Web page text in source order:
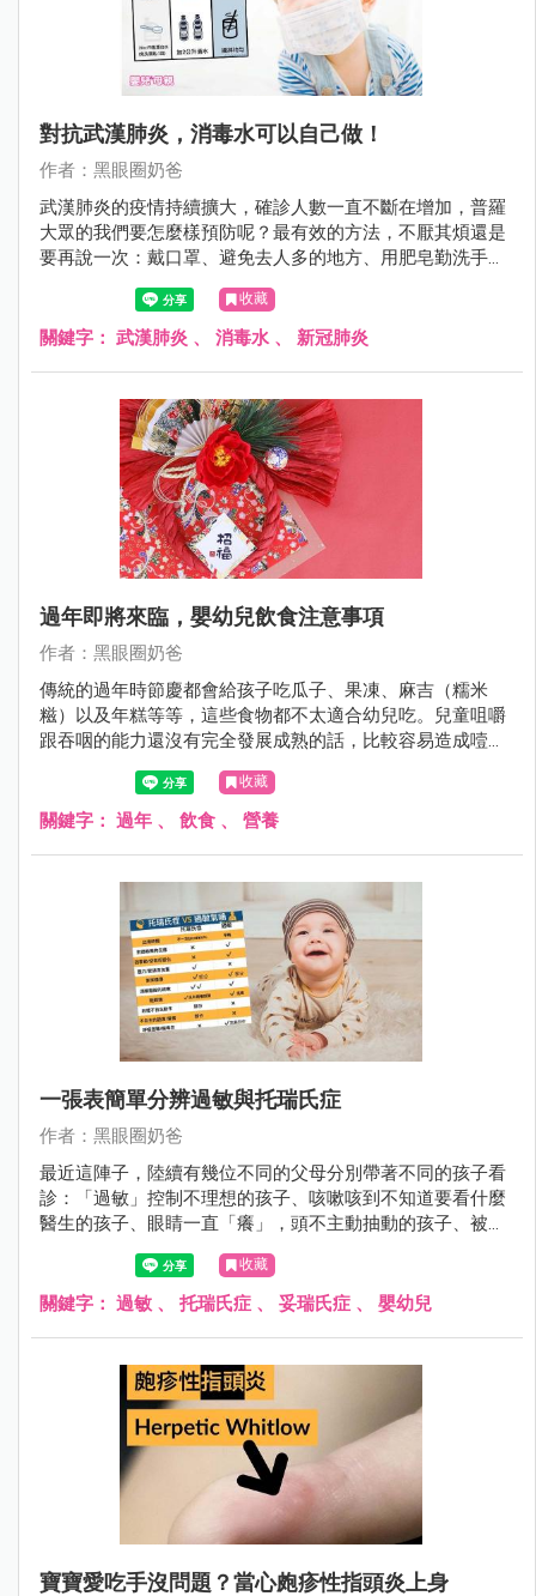
對抗武漢肺炎，消毒水可以自己做！
作者：黑眼圈奶爸
武漢肺炎的疫情持續擴大，確診人數一直不斷在增加，普羅
大眾的我們要怎麼樣預防呢？最有效的方法，不厭其煩還是
要再說一次：戴口罩、避免去人多的地方、用肥皂勤洗手，
另外，當需要消毒時怎麼辦呢？這次黑眼圈奶爸也來教大家
如何自製消毒水～
收藏
關鍵字： 武漢肺炎 、 消毒水 、 新冠肺炎
過年即將來臨，嬰幼兒飲食注意事項
作者：黑眼圈奶爸
傳統的過年時節慶都會給孩子吃瓜子、果凍、麻吉（糯米
糍）以及年糕等等，這些食物都不太適合幼兒吃。兒童咀嚼
跟吞咽的能力還沒有完全發展成熟的話，比較容易造成噎住
窒息的意外發生，這一點父母跟家長長輩們，要特別留意還
有事先跟長輩溝通好。
收藏
關鍵字： 過年 、 飲食 、 營養
一張表簡單分辨過敏與托瑞氏症
作者：黑眼圈奶爸
最近這陣子，陸續有幾位不同的父母分別帶著不同的孩子看
診：「過敏」控制不理想的孩子、咳嗽咳到不知道要看什麼
醫生的孩子、眼睛一直「癢」，頭不主動抽動的孩子、被別
的醫師診斷為「托瑞氏」，但是父母對診斷有所疑慮的孩
收藏
關鍵字： 過敏 、 托瑞氏症 、 妥瑞氏症 、 嬰幼兒
寶寶愛吃手沒問題？當心皰疹性指頭炎上身